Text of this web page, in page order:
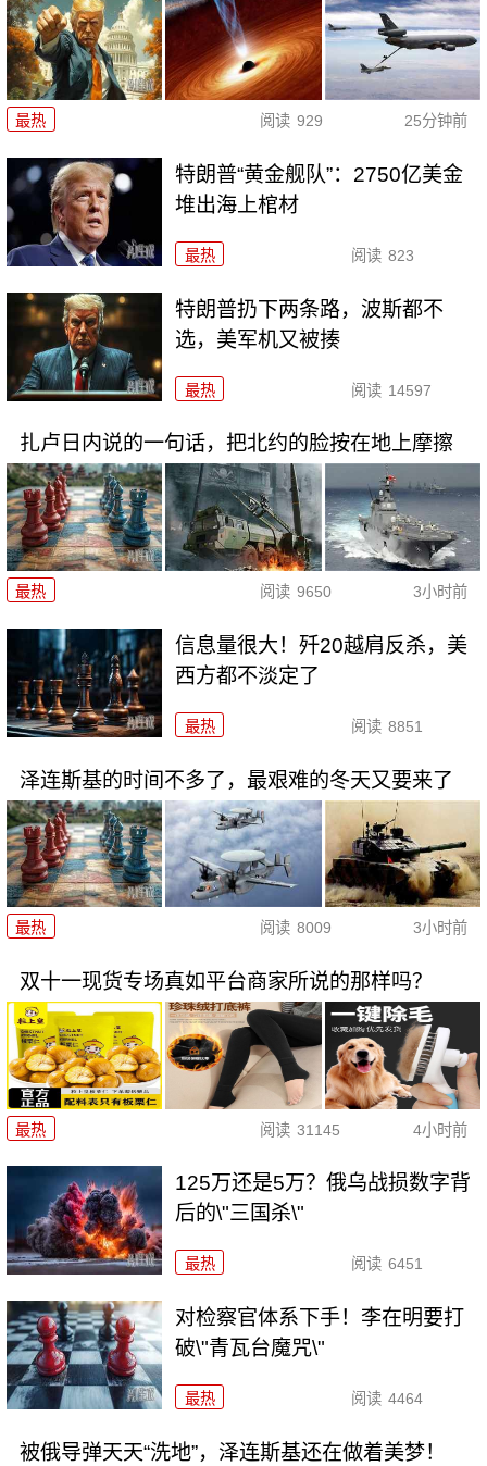
最热 阅读 929 25分钟前
特朗普“黄金舰队”：2750亿美金
堆出海上棺材
最热 阅读 823
特朗普扔下两条路，波斯都不
选，美军机又被揍
最热 阅读 14597
扎卢日内说的一句话，把北约的脸按在地上摩擦
最热 阅读 9650 3小时前
信息量很大！歼20越肩反杀，美
西方都不淡定了
最热 阅读 8851
泽连斯基的时间不多了，最艰难的冬天又要来了
最热 阅读 8009 3小时前
双十一现货专场真如平台商家所说的那样吗？
最热 阅读 31145 4小时前
125万还是5万？俄乌战损数字背
后的\"三国杀\"
最热 阅读 6451
对检察官体系下手！李在明要打
破\"青瓦台魔咒\"
最热 阅读 4464
被俄导弹天天“洗地”，泽连斯基还在做着美梦！